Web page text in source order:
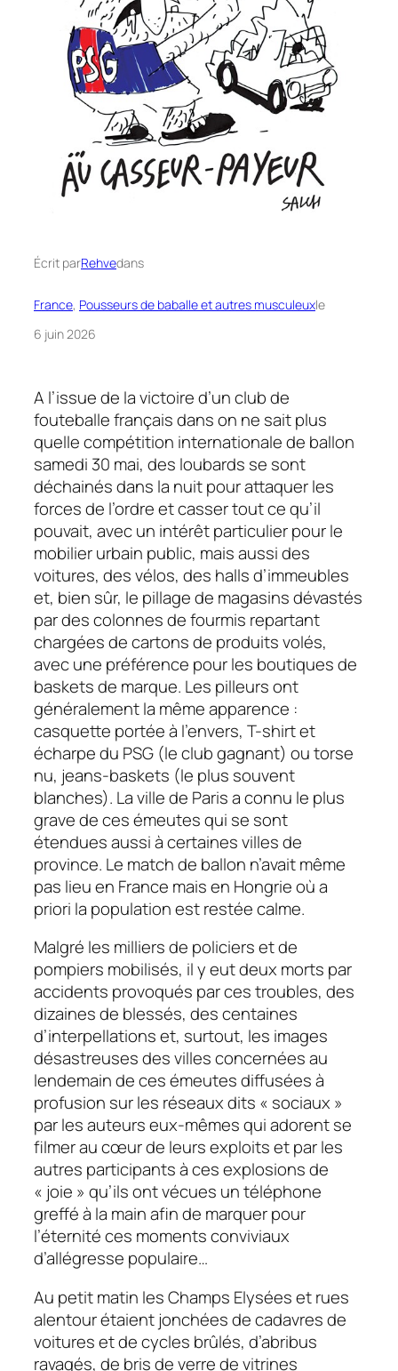
Écrit parRehvedans
France, Pousseurs de baballe et autres musculeuxle
6 juin 2026
A l’issue de la victoire d’un club de
fouteballe français dans on ne sait plus
quelle compétition internationale de ballon
samedi 30 mai, des loubards se sont
déchainés dans la nuit pour attaquer les
forces de l’ordre et casser tout ce qu’il
pouvait, avec un intérêt particulier pour le
mobilier urbain public, mais aussi des
voitures, des vélos, des halls d’immeubles
et, bien sûr, le pillage de magasins dévastés
par des colonnes de fourmis repartant
chargées de cartons de produits volés,
avec une préférence pour les boutiques de
baskets de marque. Les pilleurs ont
généralement la même apparence :
casquette portée à l’envers, T-shirt et
écharpe du PSG (le club gagnant) ou torse
nu, jeans-baskets (le plus souvent
blanches). La ville de Paris a connu le plus
grave de ces émeutes qui se sont
étendues aussi à certaines villes de
province. Le match de ballon n’avait même
pas lieu en France mais en Hongrie oùa
priori la population est restée calme.
Malgré les milliers de policiers et de
pompiers mobilisés, il y eut deux morts par
accidents provoqués par ces troubles, des
dizaines de blessés, des centaines
d’interpellations et, surtout, les images
désastreuses des villes concernées au
lendemain de ces émeutes diffusées à
profusion sur les réseaux dits « sociaux »
par les auteurs eux-mêmes qui adorent se
filmer au cœur de leurs exploits et par les
autres participants à ces explosions de
« joie » qu’ils ont vécues un téléphone
greffé à la main afin de marquer pour
l’éternité ces moments conviviaux
d’allégresse populaire…
Au petit matin les Champs Elysées et rues
alentour étaient jonchées de cadavres de
voitures et de cycles brûlés, d’abribus
ravagés, de bris de verre de vitrines